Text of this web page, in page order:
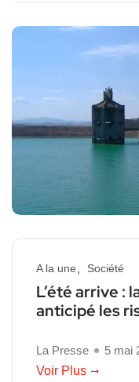
A la une Société
L’été arrive :
anticipé les
La Presse
5 mai
Voir Plus